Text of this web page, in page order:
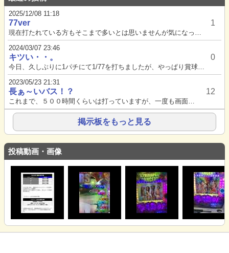
2025/12/08 11:18
77ver
現在打たれている方もそこまで多いとは思いませんが気になったので質問現状10万回転はすくなくとも回していると思いますここ最...
1
2024/03/07 23:46
キツい・・。
今日、久しぶりに1パチにて1/77を打ちましたが、やっぱり賞球1はキツい。5連で2500玉行ったものの次当たりまでに50...
0
2023/05/23 21:31
長ぁ～いバス！？
これまで、５００時間くらいは打っていますが、一度も画面上に止まった事がありません。あれ、止まる事、あるのでしょうか？経験...
12
掲示板をもっと見る
投稿動画・画像